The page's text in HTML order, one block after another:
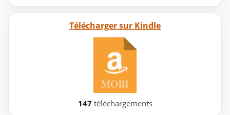
Télécharger sur Kindle
147 téléchargements